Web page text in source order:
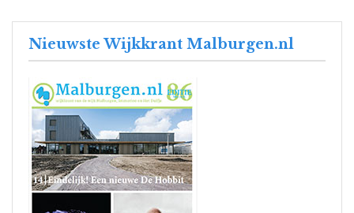
Nieuwste Wijkkrant Malburgen.nl